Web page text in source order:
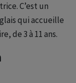
C’est un
qui accueille
de 3 à 11 ans.